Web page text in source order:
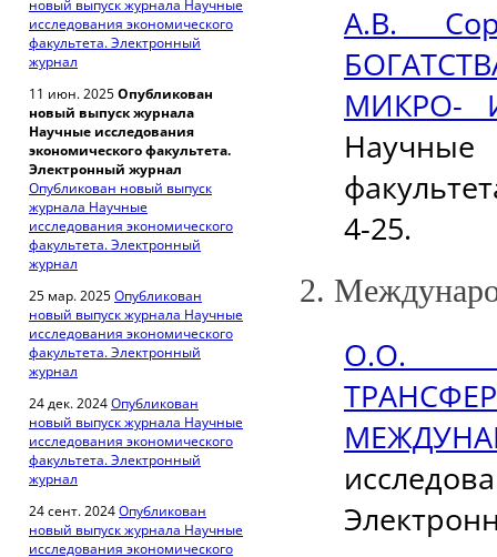
новый выпуск журнала Научные
исследования экономического
факультета. Электронный
журнал
11 июн. 2025Опубликован
новый выпуск журнала
Научные исследования
экономического факультета.
Электронный журнал
Опубликован новый выпуск
журнала Научные
исследования экономического
факультета. Электронный
журнал
25 мар. 2025Опубликован
новый выпуск журнала Научные
исследования экономического
факультета. Электронный
журнал
24 дек. 2024Опубликован
новый выпуск журнала Научные
исследования экономического
факультета. Электронный
журнал
24 сент. 2024Опубликован
новый выпуск журнала Научные
исследования экономического
А.В.
МИКРО-
4-25.
2.
О.О.